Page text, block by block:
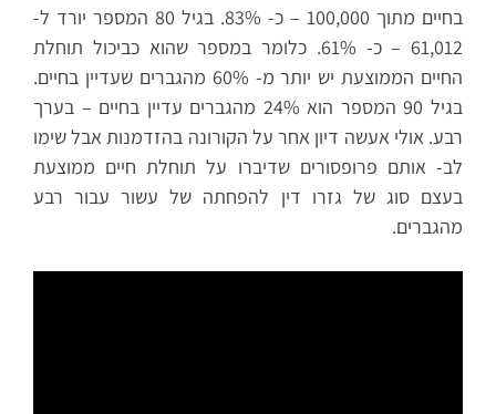
בחיים מתוך 100,000 – כ- 83%. בגיל 80 המספר יורד ל-
61,012 – כ- 61%. כלומר במספר שהוא כביכול תוחלת
החיים הממוצעת יש יותר מ- 60% מהגברים שעדיין בחיים.
בגיל 90 המספר הוא 24% מהגברים עדיין בחיים – בערך
רבע. אולי אעשה דיון אחר על הקורונה בהזדמנות אבל שימו
לב- אותם פרופסורים שדיברו על תוחלת חיים ממוצעת
בעצם סוג של גזרו דין להפחתה של עשור עבור רבע
מהגברים.